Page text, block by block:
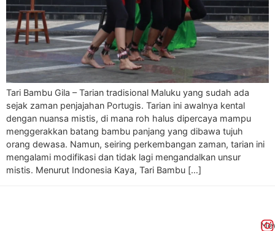
Tari Bambu Gila – Tarian tradisional Maluku yang sudah ada
sejak zaman penjajahan Portugis. Tarian ini awalnya kental
dengan nuansa mistis, di mana roh halus dipercaya mampu
menggerakkan batang bambu panjang yang dibawa tujuh
orang dewasa. Namun, seiring perkembangan zaman, tarian ini
mengalami modifikasi dan tidak lagi mengandalkan unsur
mistis. Menurut Indonesia Kaya, Tari Bambu […]